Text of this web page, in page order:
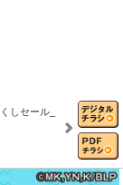
しセール_